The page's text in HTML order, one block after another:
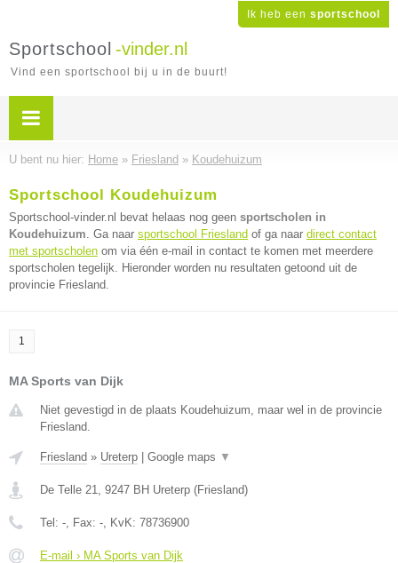
Ik heb een sportschool
Sportschool -vinder.nl
Vind een sportschool bij u in de buurt!
U bent nu hier: Home » Friesland » Koudehuizum
Sportschool Koudehuizum
Sportschool-vinder.nl bevat helaas nog geen sportscholen in
Koudehuizum. Ga naar sportschool Friesland of ga naar direct contact
met sportscholen om via één e-mail in contact te komen met meerdere
sportscholen tegelijk. Hieronder worden nu resultaten getoond uit de
provincie Friesland.
1
MA Sports van Dijk
Niet gevestigd in de plaats Koudehuizum, maar wel in de provincie
Friesland.
Friesland » Ureterp Google maps ▼
De Telle 21, 9247 BH Ureterp (Friesland)
Tel: -, Fax: -, KvK: 78736900
E-mail › MA Sports van Dijk